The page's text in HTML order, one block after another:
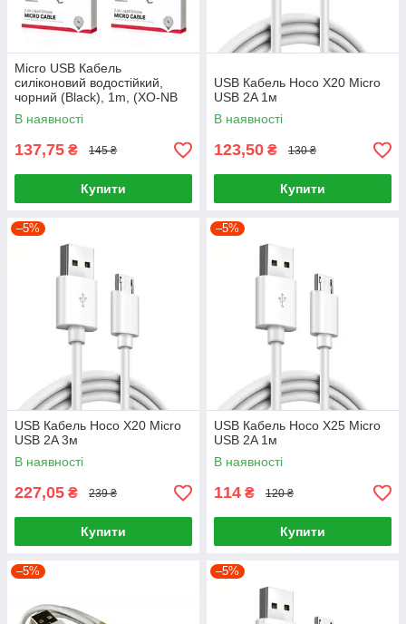
Micro USB Кабель
силіконовий водостійкий,
чорний (Black), 1m, (XO-NB
208)
В наявності
137,75 ₴ 145 ₴
Купити
USB Кабель Hoco X20 Micro
USB 2A 1м
В наявності
123,50 ₴ 130 ₴
Купити
–5%
USB Кабель Hoco X20 Micro
USB 2A 3м
В наявності
227,05 ₴ 239 ₴
Купити
–5%
USB Кабель Hoco X25 Micro
USB 2A 1м
В наявності
114 ₴ 120 ₴
Купити
–5% –5%